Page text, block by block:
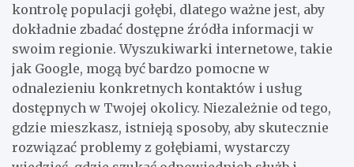
kontrolę populacji gołębi, dlatego ważne jest, aby
dokładnie zbadać dostępne źródła informacji w
swoim regionie. Wyszukiwarki internetowe, takie
jak Google, mogą być bardzo pomocne w
odnalezieniu konkretnych kontaktów i usług
dostępnych w Twojej okolicy. Niezależnie od tego,
gdzie mieszkasz, istnieją sposoby, aby skutecznie
rozwiązać problemy z gołębiami, wystarczy